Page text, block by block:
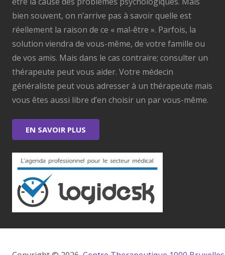
bien souvent, on n’arrive pas à savoir quelle est
réellement la raison de ce « mal-être ». Parfois, la
solution viendra de vous-même, de votre famille ou
de vos amis. Mais dans le cas contraire; consulter un
thérapeute peut vous aider. Votre médecin
généraliste peut vous adresser à un thérapeute mais
vous êtes aussi libre d’en choisir un par vous-même.
EN SAVOIR PLUS